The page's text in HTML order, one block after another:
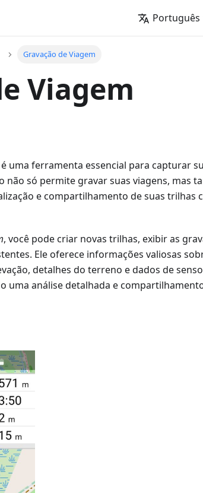
Português
Gravação de Viagem
Viagem
é uma ferramenta essencial para capturar
não só permite gravar suas viagens, mas
e compartilhamento de suas trilhas
, você pode criar novas trilhas, exibir as
Ele oferece informações valiosas
detalhes do terreno e dados de
análise detalhada e